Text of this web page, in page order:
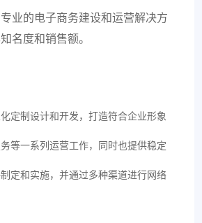
业的电子商务建设和运营解决方
名度和销售额。
定制设计和开发，打造符合企业形象
等一系列运营工作，同时也提供稳定
定和实施，并通过多种渠道进行网络